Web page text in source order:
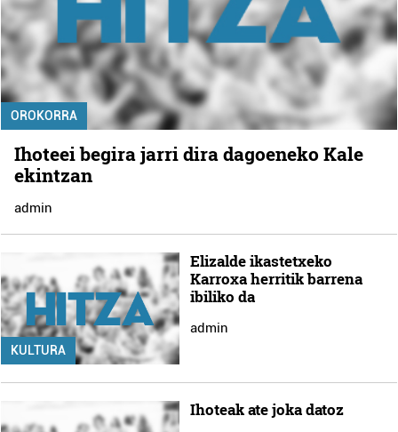
OROKORRA
Ihoteei begira jarri dira dagoeneko Kale
ekintzan
admin
KULTURA
Elizalde ikastetxeko
Karroxa herritik barrena
ibiliko da
admin
Ihoteak ate joka datoz